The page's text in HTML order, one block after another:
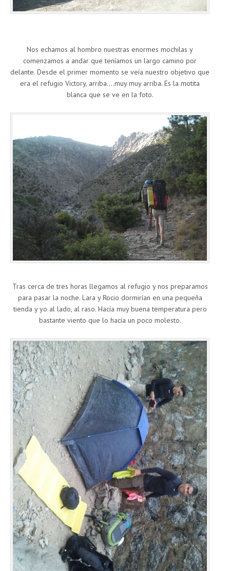
Nos echamos al hombro nuestras enormes mochilas y
comenzamos a andar que teníamos un largo camino por
delante. Desde el primer momento se veía nuestro objetivo que
era el refugio Victory, arriba….muy muy arriba. Es la motita
blanca que se ve en la foto.
Tras cerca de tres horas llegamos al refugio y nos preparamos
para pasar la noche. Lara y Rocio dormirían en una pequeña
tienda y yo al lado, al raso. Hacía muy buena temperatura pero
bastante viento que lo hacía un poco molesto.